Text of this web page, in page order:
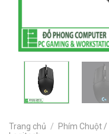
Trang chủ / Phím Chuột /